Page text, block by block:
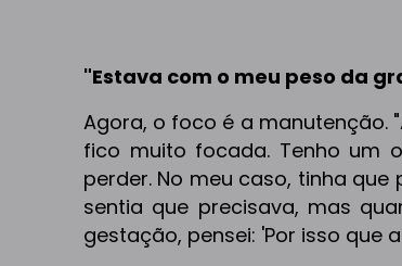
"Estava com o meu peso da
Agora, o foco é a manutenção.
fico muito focada. Tenho um
perder. No meu caso, tinha
sentia que precisava, mas
gestação, pensei: 'Por isso que